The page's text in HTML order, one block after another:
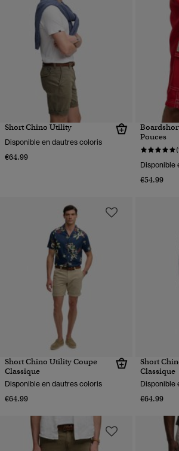
Short Chino Utility
Disponible en dautres coloris
€64.99
Pouces
Disponible
€54.99
Short Chino Utility Coupe
Classique
Disponible en dautres coloris
€64.99
Short
Classique
Disponible
€64.99